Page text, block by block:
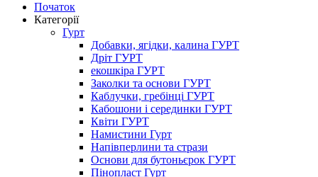
Початок
Категорії
Гурт
Добавки, ягідки, калина ГУРТ
Дріт ГУРТ
екошкіра ГУРТ
Заколки та основи ГУРТ
Каблучки, гребінці ГУРТ
Кабошони і серединки ГУРТ
Квіти ГУРТ
Намистини Гурт
Напівперлини та стрази
Основи для бутоньєрок ГУРТ
Пінопласт Гурт